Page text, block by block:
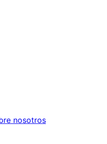
nosotros